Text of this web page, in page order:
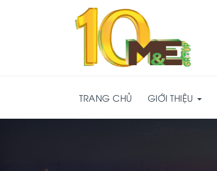
TRANG CHỦ GIỚI THIỆU